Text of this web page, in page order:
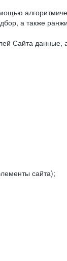
а также
Сайта данные,
сайта);